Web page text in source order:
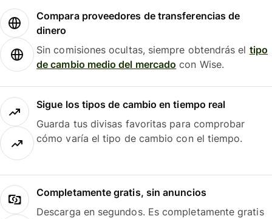
Compara proveedores de transferencias de
dinero
Sin comisiones ocultas, siempre obtendrás el tipo
de cambio medio del mercado con Wise.
Sigue los tipos de cambio en tiempo real
Guarda tus divisas favoritas para comprobar
cómo varía el tipo de cambio con el tiempo.
Completamente gratis, sin anuncios
Descarga en segundos. Es completamente gratis